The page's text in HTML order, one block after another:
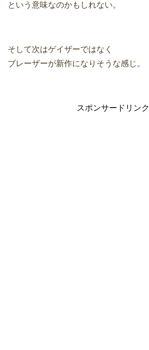
という意味なのかもしれない。
そして次はゲイザーではなく
ブレーザーが新作になりそうな感じ。
スポンサードリンク